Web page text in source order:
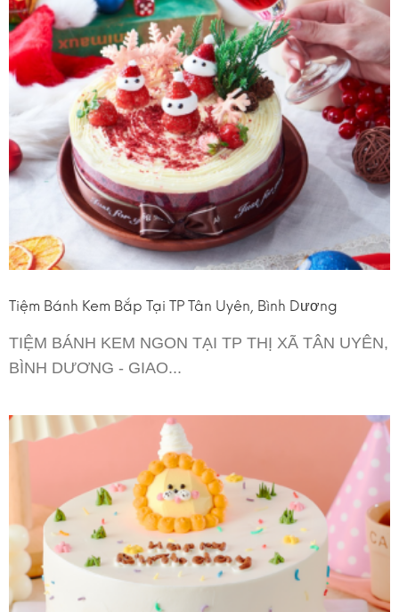
Tiệm Bánh Kem Bắp Tại TP Tân Uyên, Bình Dương
TIỆM BÁNH KEM NGON TẠI TP THỊ XÃ TÂN UYÊN,
BÌNH DƯƠNG - GIAO...